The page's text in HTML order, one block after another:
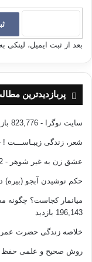
بعد از ثبت ایمیل، لینکی
پربازدیدترین
سایت نوگرا - 823,776 بازدید
شعر، زندگی زیبـاســـت ! -
عشق زن به غیر شوهر - 280,262 بازدید
حکم نوشیدن آبجو
میانمار کجاست؟ چگونه
196,143 بازدید
خلاصه زندگی حضرت عمر
روش صحیح و علمی حفظ